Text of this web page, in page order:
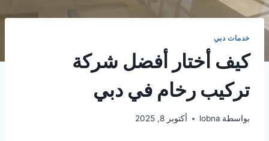
خدمات دبي
كيف أختار أفضل شركة
تركيب رخام في دبي
بواسطة lobna أكتوبر 8, 2025